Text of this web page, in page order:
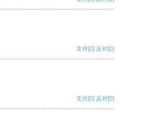
支持[0] 反对[0]
支持[0] 反对[0]